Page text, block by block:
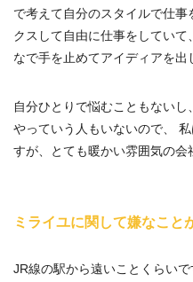
で考えて自分のスタイルで仕
クスして自由に仕事をしてい
なで手を止めてアイディアを出
自分ひとりで悩むこともない
やっていう人もいないので、
すが、とても暖かい雰囲気の会
ミライユに関して嫌なこと
JR線の駅から遠いことくらい